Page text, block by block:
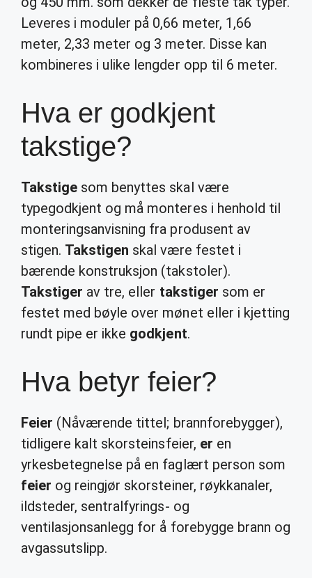
Leveres i moduler på 0,66 meter, 1,66
meter, 2,33 meter og 3 meter. Disse kan
kombineres i ulike lengder opp til 6 meter.
Hva er godkjent
takstige?
Takstige som benyttes skal være
typegodkjent og må monteres i henhold til
monteringsanvisning fra produsent av
stigen. Takstigen skal være festet i
bærende konstruksjon (takstoler).
Takstiger av tre, eller takstiger som er
festet med bøyle over mønet eller i kjetting
rundt pipe er ikke godkjent.
Hva betyr feier?
Feier (Nåværende tittel; brannforebygger),
tidligere kalt skorsteinsfeier, er en
yrkesbetegnelse på en faglært person som
feier og reingjør skorsteiner, røykkanaler,
ildsteder, sentralfyrings- og
ventilasjonsanlegg for å forebygge brann og
avgassutslipp.